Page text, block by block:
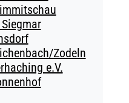
Zodeln
e.V.